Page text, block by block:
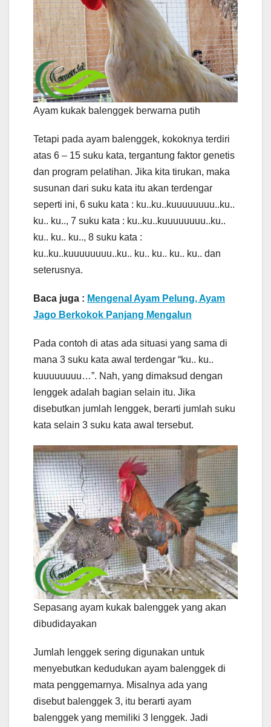
Ayam kukak balenggek berwarna putih
Tetapi pada ayam balenggek, kokoknya terdiri
atas 6 – 15 suku kata, tergantung faktor genetis
dan program pelatihan. Jika kita tirukan, maka
susunan dari suku kata itu akan terdengar
seperti ini, 6 suku kata : ku..ku..kuuuuuuuu..ku..
ku.. ku.., 7 suku kata : ku..ku..kuuuuuuuu..ku..
ku.. ku.. ku.., 8 suku kata :
ku..ku..kuuuuuuuu..ku.. ku.. ku.. ku.. ku.. dan
seterusnya.
Baca juga : Mengenal Ayam Pelung, Ayam
Jago Berkokok Panjang Mengalun
Pada contoh di atas ada situasi yang sama di
mana 3 suku kata awal terdengar “ku.. ku..
kuuuuuuuu…”. Nah, yang dimaksud dengan
lenggek adalah bagian selain itu. Jika
disebutkan jumlah lenggek, berarti jumlah suku
kata selain 3 suku kata awal tersebut.
Sepasang ayam kukak balenggek yang akan
dibudidayakan
Jumlah lenggek sering digunakan untuk
menyebutkan kedudukan ayam balenggek di
mata penggemarnya. Misalnya ada yang
disebut balenggek 3, itu berarti ayam
balenggek yang memiliki 3 lenggek. Jadi